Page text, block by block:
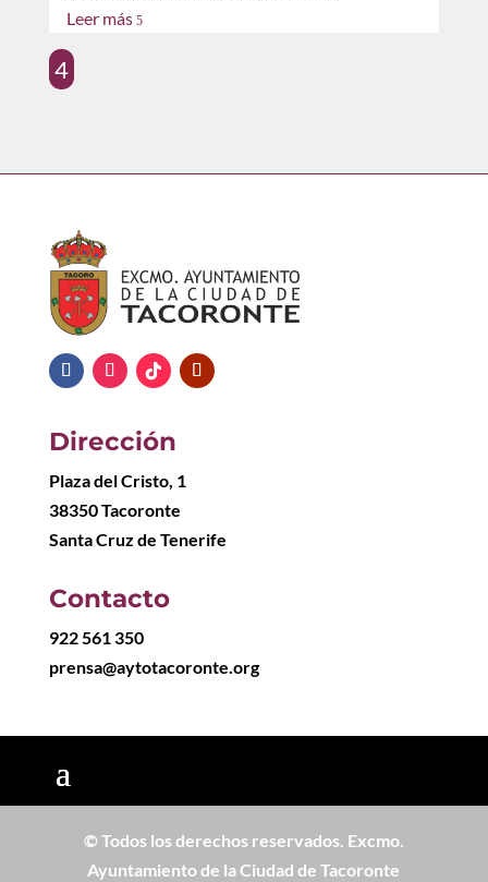
Leer más 5
Dirección
Plaza del Cristo, 1
38350 Tacoronte
Santa Cruz de Tenerife
Contacto
922 561 350
prensa@aytotacoronte.org
© Todos los derechos reservados. Excmo.
Ayuntamiento de la Ciudad de Tacoronte